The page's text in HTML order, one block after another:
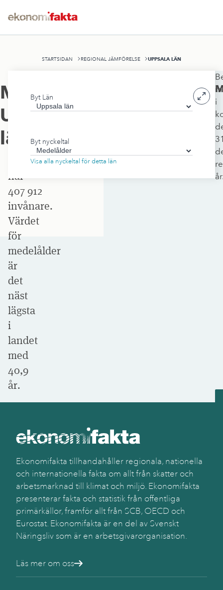
STARTSIDAN REGIONAL JÄMFÖRELSE UPPSALA LÄN
Medelålder
Uppsala
län
omfattar
kvadratkilometer
har
407 912
invånare.
Värdet
för
medelålder
är
det
näst
lägsta
i
landet
med
40,9
år.
Byt Län
Byt nyckeltal
Visa alla nyckeltal för detta län
i
Ekonomifakta tillhandahåller regionala, nationella
och internationella fakta om allt från skatter och
arbetsmarknad till klimat och miljö. Ekonomifakta
presenterar fakta och statistik från offentliga
primärkällor, framför allt från SCB, OECD och
Eurostat. Ekonomifakta är en del av Svenskt
Näringsliv som är en arbetsgivarorganisation.
Läs mer om oss